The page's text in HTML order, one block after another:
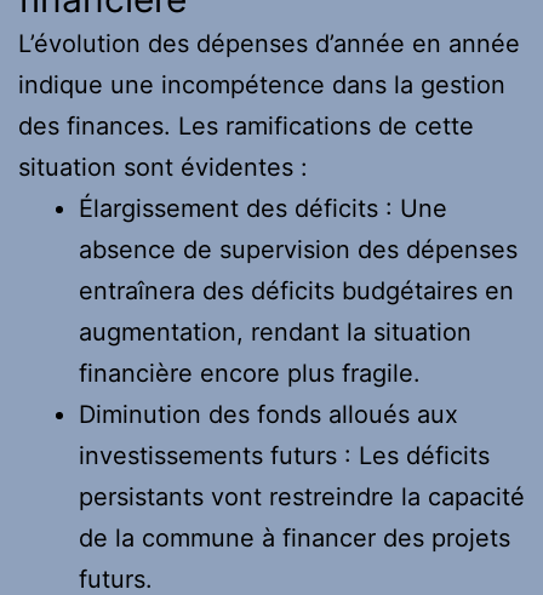
L’évolution des dépenses d’année en année
indique une incompétence dans la gestion
des finances. Les ramifications de cette
situation sont évidentes :
Élargissement des déficits : Une
absence de supervision des dépenses
entraînera des déficits budgétaires en
augmentation, rendant la situation
financière encore plus fragile.
Diminution des fonds alloués aux
investissements futurs : Les déficits
persistants vont restreindre la capacité
de la commune à financer des projets
futurs.